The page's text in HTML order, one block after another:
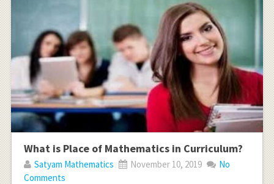
What is Place of Mathematics in Curriculum?
Satyam Mathematics November 10, 2019
No
Comments